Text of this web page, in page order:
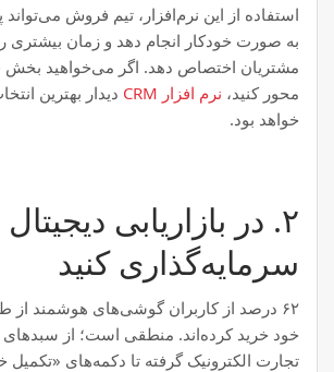
استفاده از این نرم‌افزار، تیم فروش
به صورت خودکار انجام دهد و زمان بیشتری
مشتریان اختصاص دهد. اگر می‌خواهید بخش
محور کنید، نرم افزار CRM
دیدار بهترین
خواهد بود.
۲. در بازاریابی دیجیتال
سرمایه‌گذاری کنید
۶۲ درصد از کاربران گوشی‌های هوشمند
خود خرید کرده‌اند. منطقی است؛ از سبدهای
تجارت الکترونیک گرفته تا دکمه‌های «تکمیل